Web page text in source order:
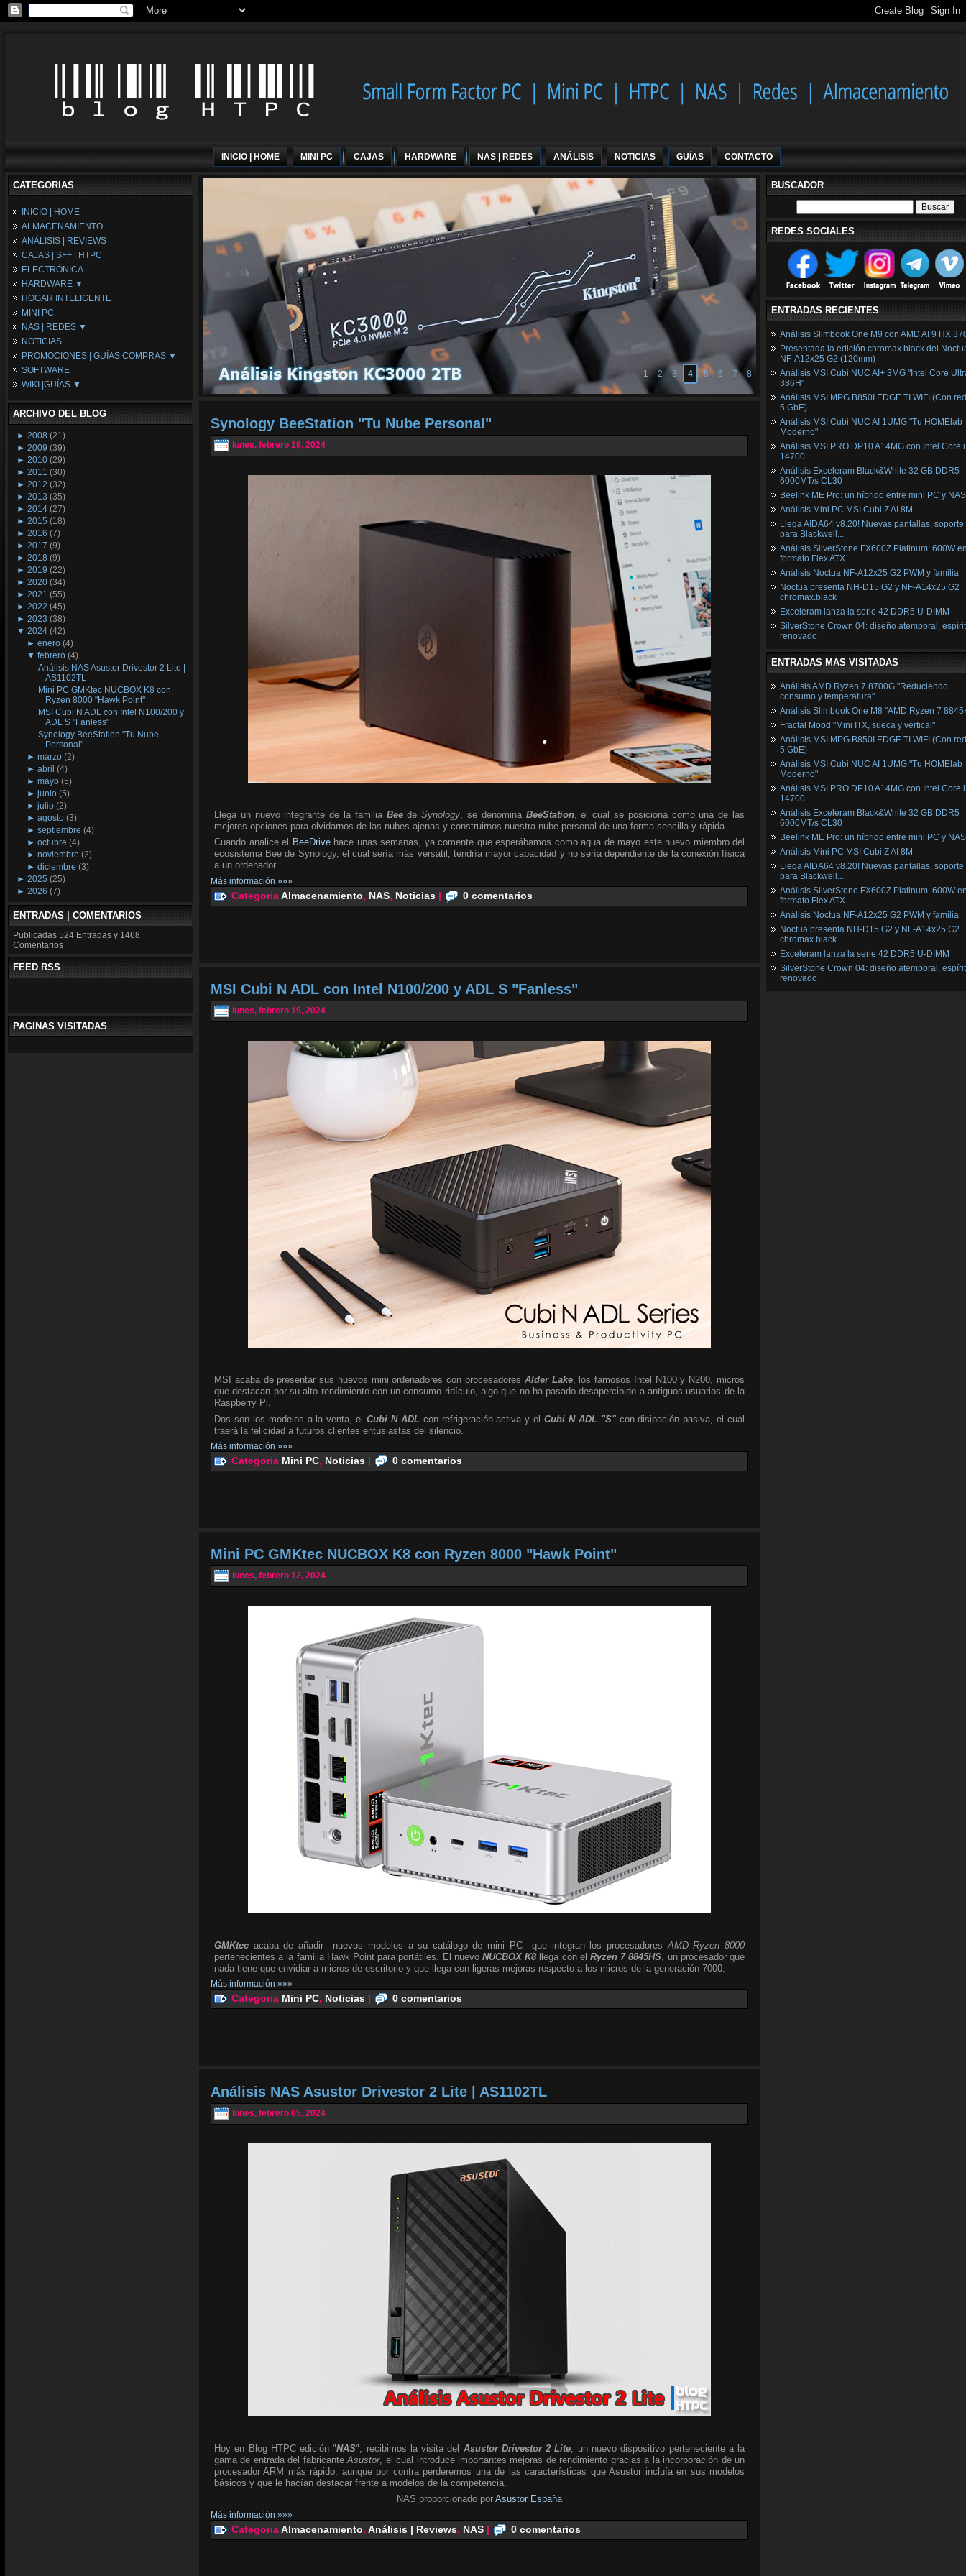
INICIO | HOME MINI PC CAJAS HARDWARE NAS | REDES ANÁLISIS NOTICIAS GUÍAS CONTACTO
CATEGORIAS
INICIO | HOME
ALMACENAMIENTO
ANÁLISIS | REVIEWS
CAJAS | SFF | HTPC
ELECTRÓNICA
HARDWARE ▼
Fuentes de Alimentación
Memória RAM
Placas Base
Procesadores
Periféricos
Refrigeración
Tarjetas Gráficas
HOGAR INTELIGENTE
MINI PC
NAS | REDES ▼
NAS
Espacio Synology
Redes
NOTICIAS
PROMOCIONES | GUÍAS COMPRAS ▼
Configuraciones Ordenadores
Guías de Compras
SOFTWARE
WIKI |GUÍAS ▼
Wikipedia
ARCHIVO DEL BLOG
► 2008 (21)
► 2009 (39)
► 2010 (29)
► 2011 (30)
► 2012 (32)
► 2013 (35)
► 2014 (27)
► 2015 (18)
► 2016 (7)
► 2017 (9)
► 2018 (9)
► 2019 (22)
► 2020 (34)
► 2021 (55)
► 2022 (45)
► 2023 (38)
▼ 2024 (42)
►enero (4)
▼febrero (4)
Análisis NAS Asustor Drivestor 2 Lite |
AS1102TL
Mini PC GMKtec NUCBOX K8 con
Ryzen 8000 "Hawk Point"
MSI Cubi N ADL con Intel N100/200 y
ADL S "Fanless"
Synology BeeStation "Tu Nube
Personal"
►marzo (2)
►abril (4)
►mayo (5)
►junio (5)
►julio (2)
►agosto (3)
►septiembre (4)
►octubre (4)
►noviembre (2)
►diciembre (3)
► 2025 (25)
► 2026 (7)
ENTRADAS | COMENTARIOS
Publicadas 524 Entradas y 1468
Comentarios
FEED RSS
PAGINAS VISITADAS
1 2 3 4 5 6 7 8
Synology BeeStation "Tu Nube Personal"
lunes, febrero 19, 2024
Llega un nuevo integrante de la familia BeedeSynology , se denomina BeeStation, el cual se posiciona como una de las
mejores opciones para olvidarnos de las nubes ajenas y construirnos nuestra nube personal de una forma sencilla y rápida.
Cuando analice el
BeeDrivehace unas semanas, ya comente que esperábamos como agua de mayo este nuevo miembro del
ecosistema Bee de Synology, el cual sería más versátil, tendría mayor capacidad y no sería dependiente de la conexión física
a un ordenador.
Más información »»»
CategoriaAlmacenamiento, NAS, Noticias | 0 comentarios
MSI Cubi N ADL con Intel N100/200 y ADL S "Fanless"
lunes, febrero 19, 2024
MSI acaba de presentar sus nuevos mini ordenadores con procesadores Alder Lake, los famosos Intel N100 y N200, micros
que destacan por su alto rendimiento con un consumo ridículo, algo que no ha pasado desapercibido a antiguos usuarios de la
Raspberry Pi.
Dos son los modelos a la venta, el Cubi N ADL con refrigeración activa y el Cubi N ADL "S"con disipación pasiva, el cual
traerá la felicidad a futuros clientes entusiastas del silencio.
Más información »»»
Categoria Mini PC, Noticias | 0 comentarios
Mini PC GMKtec NUCBOX K8 con Ryzen 8000 "Hawk Point"
lunes, febrero 12, 2024
GMKtec acaba de añadir nuevos modelos a su catálogo de mini PC que integran los procesadores AMD Ryzen 8000
pertenecientes a la familia Hawk Point para portátiles. El nuevo NUCBOX K8 llega con elRyzen 7 8845HS , un procesador que
nada tiene que envidiar a micros de escritorio y que llega con ligeras mejoras respecto a los micros de la generación 7000.
Más información »»»
Categoria Mini PC, Noticias | 0 comentarios
Análisis NAS Asustor Drivestor 2 Lite | AS1102TL
lunes, febrero 05, 2024
Hoy en Blog HTPC edición "NAS", recibimos la visita del Asustor Drivestor 2 Lite , un nuevo dispositivo perteneciente a la
gama de entrada del fabricanteAsustor, el cual introduce importantes mejoras de rendimiento gracias a la incorporación de un
procesador ARM más rápido, aunque por contra perderemos una de las características que Asustor incluía en sus modelos
básicos y que le hacían destacar frente a modelos de la competencia.
NAS proporcionado por Asustor España
Más información »»»
CategoriaAlmacenamiento, Análisis | Reviews, NAS | 0 comentarios
BUSCADOR
REDES SOCIALES
ENTRADAS RECIENTES
Análisis Slimbook One M9 con AMD AI 9 HX
Presentada la edición chromax.black del
NF‑A12x25 G2 (120mm)
Análisis MSI Cubi NUC AI+ 3MG "Intel Core
386H"
Análisis MSI MPG B850I EDGE TI WIFI (Con
5 GbE)
Análisis MSI Cubi NUC AI 1UMG "Tu HOMElab
Moderno"
Análisis MSI PRO DP10 A14MG con Intel Core
14700
Análisis Exceleram Black&White 32 GB DDR5
6000MT/s CL30
Beelink ME Pro: un híbrido entre mini PC y NAS
Análisis Mini PC MSI Cubi Z AI 8M
Llega AIDA64 v8.20! Nuevas pantallas, soporte
para Blackwell...
Análisis SilverStone FX600Z Platinum: 600W
formato Flex ATX
Análisis Noctua NF-A12x25 G2 PWM y familia
Noctua presenta NH-D15 G2 y NF-A14x25 G2
chromax.black
Exceleram lanza la serie 42 DDR5 U-DIMM
SilverStone Crown 04: diseño atemporal,
renovado
ENTRADAS MAS VISITADAS
Análisis AMD Ryzen 7 8700G "Reduciendo
consumo y temperatura"
Análisis Slimbook One M8 "AMD Ryzen 7
Fractal Mood "Mini ITX, sueca y vertical"
Análisis MSI MPG B850I EDGE TI WIFI (Con
5 GbE)
Análisis MSI Cubi NUC AI 1UMG "Tu HOMElab
Moderno"
Análisis MSI PRO DP10 A14MG con Intel Core
14700
Análisis Exceleram Black&White 32 GB DDR5
6000MT/s CL30
Beelink ME Pro: un híbrido entre mini PC y NAS
Análisis Mini PC MSI Cubi Z AI 8M
Llega AIDA64 v8.20! Nuevas pantallas, soporte
para Blackwell...
Análisis SilverStone FX600Z Platinum: 600W
formato Flex ATX
Análisis Noctua NF-A12x25 G2 PWM y familia
Noctua presenta NH-D15 G2 y NF-A14x25 G2
chromax.black
Exceleram lanza la serie 42 DDR5 U-DIMM
SilverStone Crown 04: diseño atemporal,
renovado